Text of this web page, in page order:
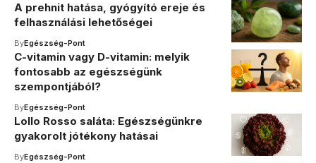
A prehnit hatása, gyógyító ereje és
felhasználási lehetőségei
ByEgészség-Pont
C-vitamin vagy D-vitamin: melyik
fontosabb az egészségünk
szempontjából?
ByEgészség-Pont
Lollo Rosso saláta: Egészségünkre
gyakorolt jótékony hatásai
ByEgészség-Pont